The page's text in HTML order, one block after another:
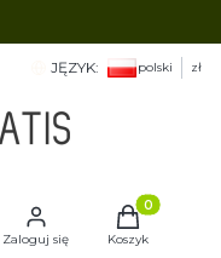
JĘZYK: polski zł
Zaloguj się
Produkty
Koszyk